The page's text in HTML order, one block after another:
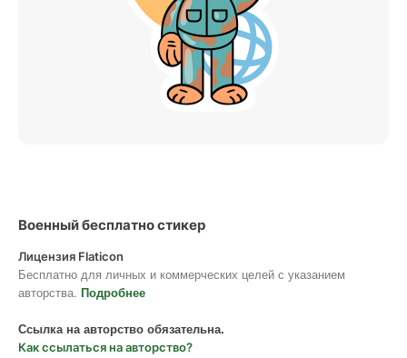
Военный бесплатно стикер
Лицензия Flaticon
Бесплатно для личных и коммерческих целей с указанием
авторства. Подробнее
Ссылка на авторство обязательна.
Как ссылаться на авторство?